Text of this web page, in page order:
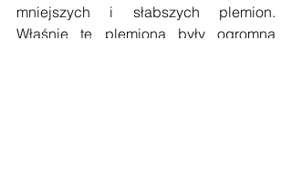
mniejszych i słabszych plemion.
Właśnie te plemiona były ogromną